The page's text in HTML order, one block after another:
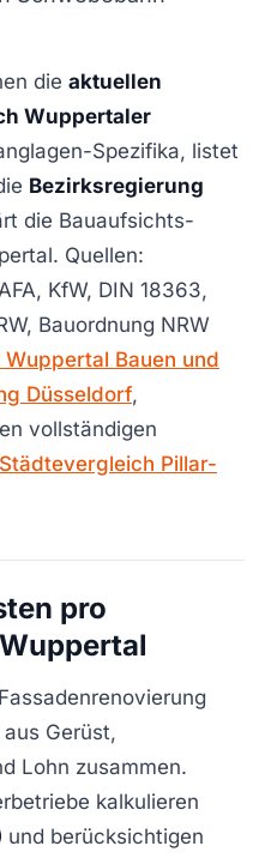
die aktuellen
Wuppertaler
Spezifika, listet
Bezirksregierung
die Bauaufsichts-
Quellen:
KfW, DIN 18363,
Bauordnung NRW
Wuppertal Bauen und
Düsseldorf,
vollständigen
Städtevergleich Pillar-
pro
Gerüst,
Lohn zusammen.
kalkulieren
und berücksichtigen